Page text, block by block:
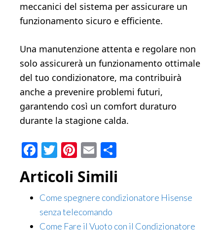
meccanici del sistema per assicurare un
funzionamento sicuro e efficiente.
Una manutenzione attenta e regolare non
solo assicurerà un funzionamento ottimale
del tuo condizionatore, ma contribuirà
anche a prevenire problemi futuri,
garantendo così un comfort duraturo
durante la stagione calda.
Facebook
Twitter
Pinterest
Email
Articoli Simili
Come spegnere condizionatore Hisense
senza telecomando​​
Come Fare il Vuoto con il Condizionatore